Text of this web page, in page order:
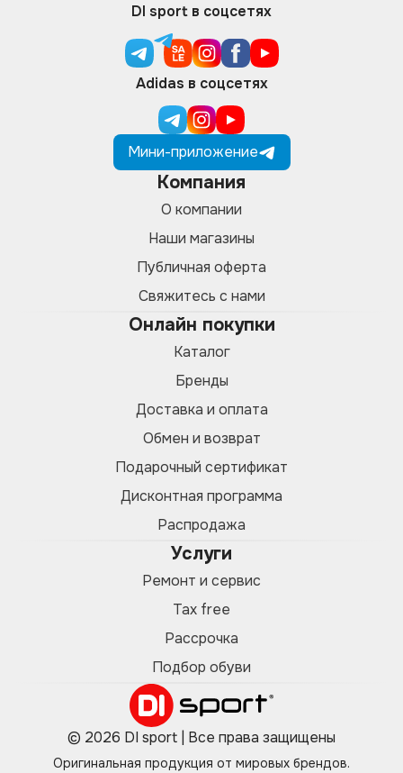
DI sport в соцсетях
Adidas в соцсетях
Мини-приложение
Компания
О компании
Наши магазины
Публичная оферта
Свяжитесь с нами
Онлайн покупки
Каталог
Бренды
Доставка и оплата
Обмен и возврат
Подарочный сертификат
Дисконтная программа
Распродажа
Услуги
Ремонт и сервис
Tax free
Рассрочка
Подбор обуви
© 2026 DI sport | Все права защищены
Оригинальная продукция от мировых брендов.